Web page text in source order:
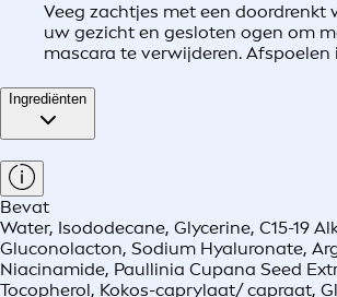
Veeg zachtjes met een
uw gezicht en gesloten ogen om
mascara te verwijderen. Afspoelen
Ingrediënten
Bevat
Water, Isododecane, Glycerine, C15-19
Gluconolacton, Sodium Hyaluronate,
Niacinamide, Paullinia Cupana Seed
Tocopherol, Kokos-caprylaat/ capraat,